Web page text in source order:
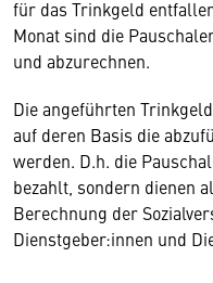
für das Trinkgeld
Monat sind die
und abzurechnen.
Die angeführten
auf deren Basis die
werden. D.h. die
bezahlt, sondern dienen
Berechnung der
Dienstgeber:innen und